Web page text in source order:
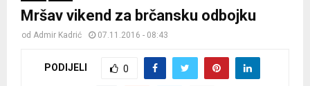
Mršav vikend za brčansku odbojku
od Admir Kadrić 07.11.2016 - 08:43
PODIJELI 0